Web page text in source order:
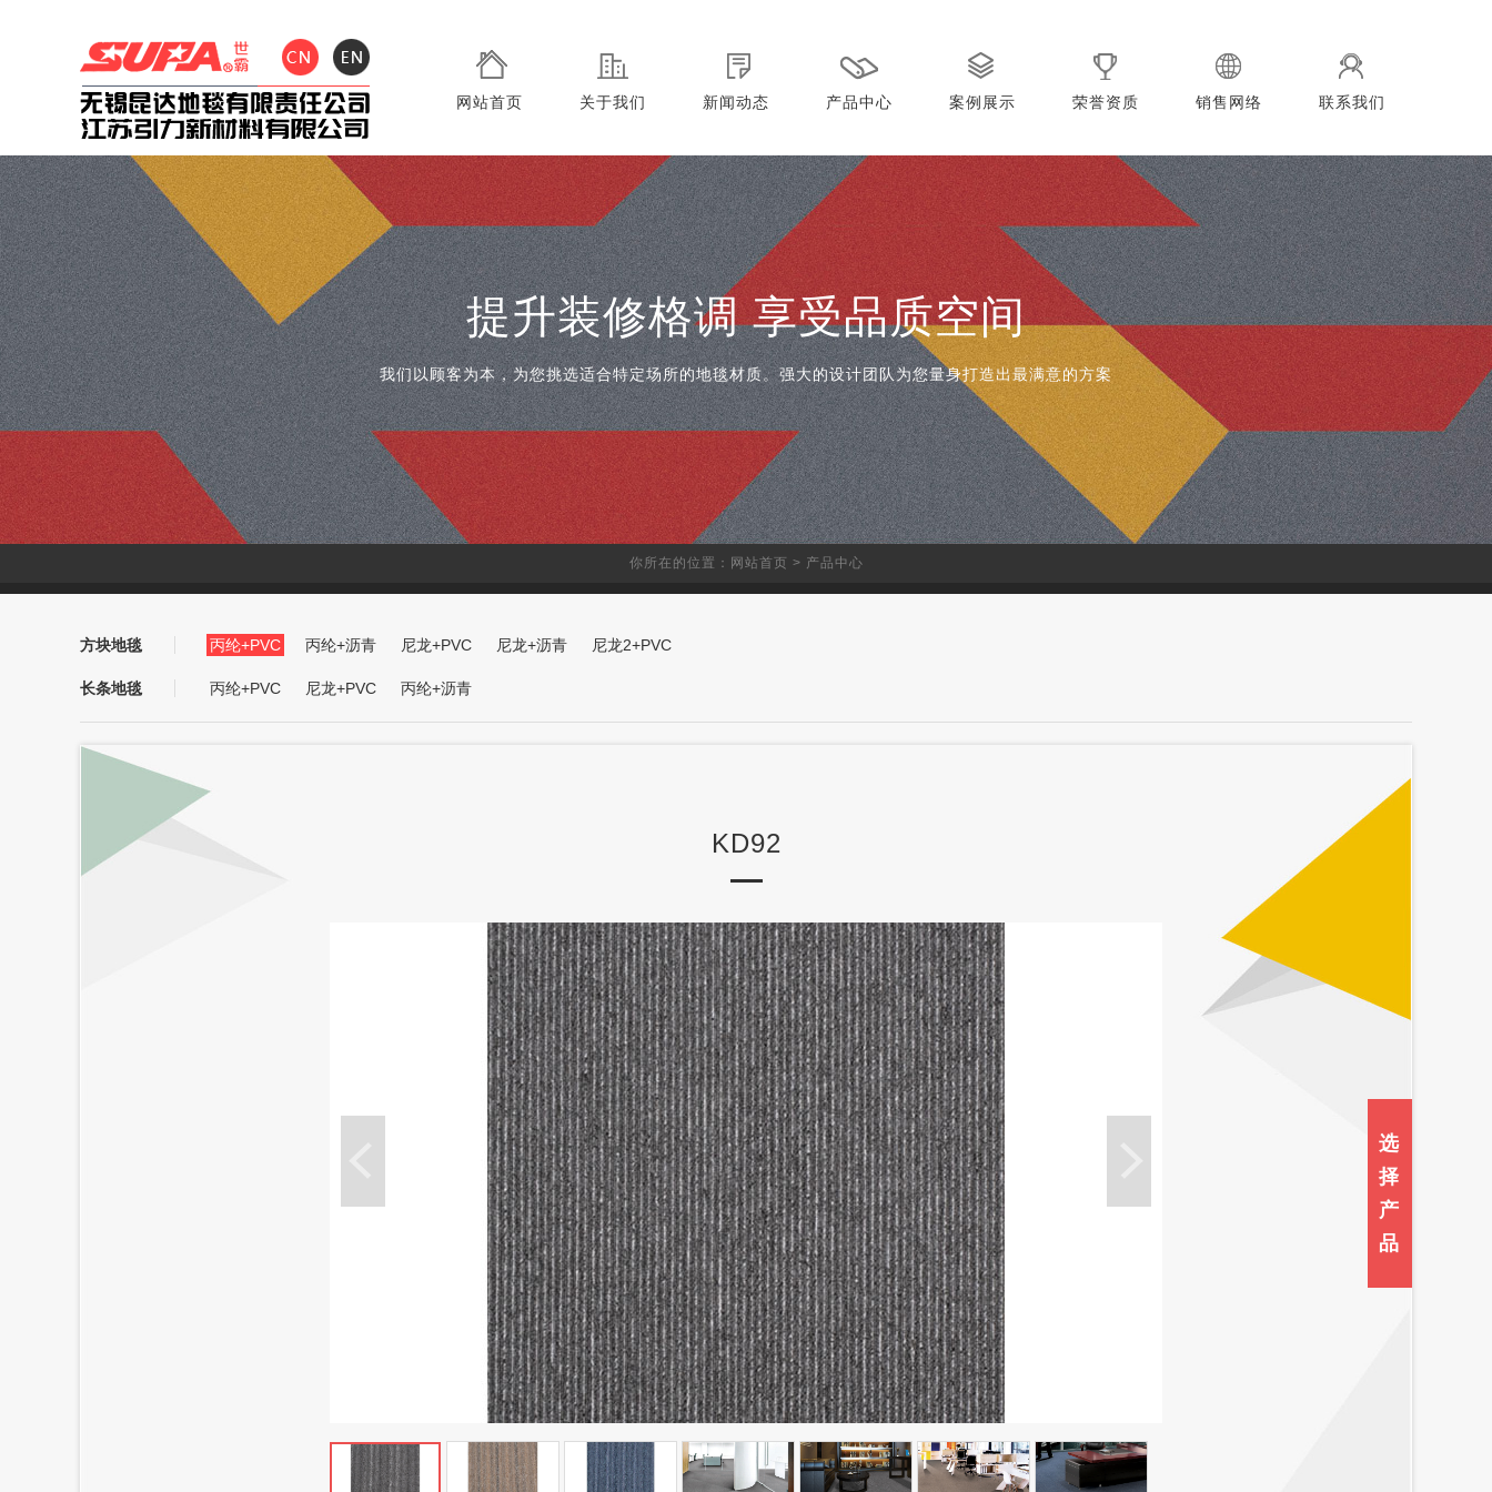
网站首页 关于我们 新闻动态 产品中心 案例展示 荣誉资质 销售网络 联系我们
提升装修格调 享受品质空间
我们以顾客为本，为您挑选适合特定场所的地毯材质。强大的设计团队为您量身打造出最满意的方案
你所在的位置：网站首页 > 产品中心
方块地毯 丙纶+PVC 丙纶+沥青 尼龙+PVC 尼龙+沥青 尼龙2+PVC
长条地毯 丙纶+PVC 尼龙+PVC 丙纶+沥青
KD92
选
择
产
品